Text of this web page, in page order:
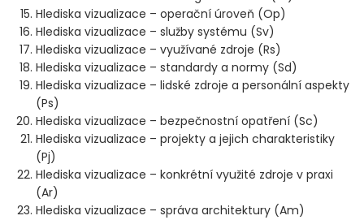
Hlediska vizualizace – operační úroveň (Op)
Hlediska vizualizace – služby systému (Sv)
Hlediska vizualizace – využívané zdroje (Rs)
Hlediska vizualizace – standardy a normy (Sd)
Hlediska vizualizace – lidské zdroje a personální aspekty
(Ps)
Hlediska vizualizace – bezpečnostní opatření (Sc)
Hlediska vizualizace – projekty a jejich charakteristiky
(Pj)
Hlediska vizualizace – konkrétní využité zdroje v praxi
(Ar)
Hlediska vizualizace – správa architektury (Am)